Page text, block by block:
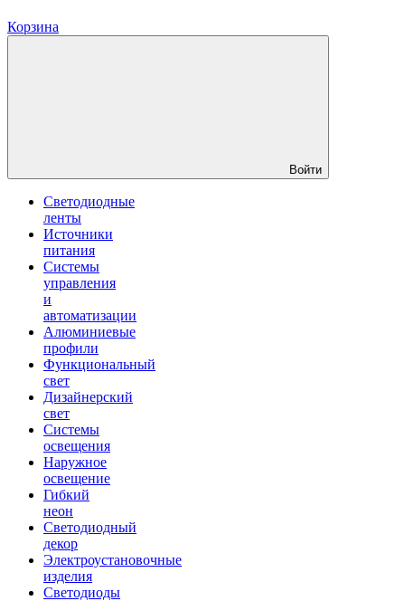
Корзина
Войти
Светодиодные
ленты
Источники
питания
Системы
управления
и
автоматизации
Алюминиевые
профили
Функциональный
свет
Дизайнерский
свет
Системы
освещения
Наружное
освещение
Гибкий
неон
Светодиодный
декор
Электроустановочные
изделия
Светодиоды